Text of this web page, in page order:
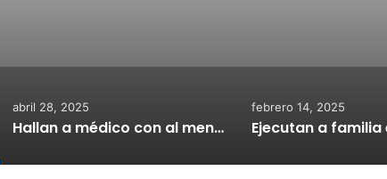
abril 28, 2025
Hallan a médico con al menos 14 puñaladas en motel de Villahermosa
febrero 14, 2025